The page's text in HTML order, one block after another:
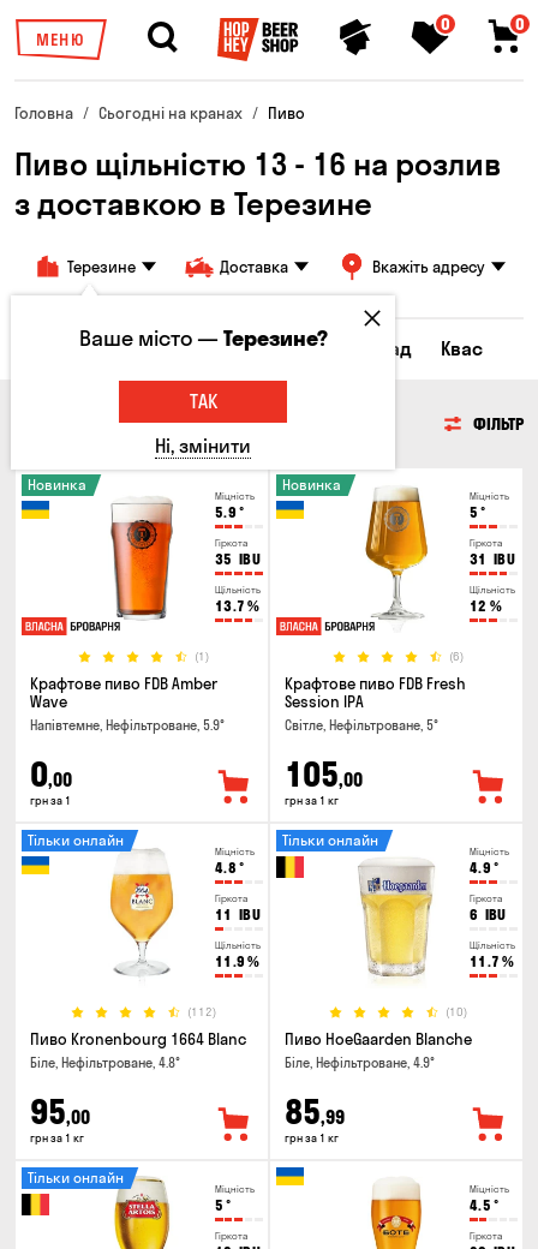
МЕНЮ
0 0
Головна Сьогодні на кранах Пиво
Пиво щільністю 13 - 16 на розлив
з доставкою в Терезине
Терезине Доставка Вкажіть адресу
Всі товари Пиво Сидр Лимонад Квас
ФІЛЬТР
Міцність
5.9 °
Гіркота
35 IBU
Щільність
13.7 %
(1)
Новинка
Крафтове пиво FDB Amber
Wave
Напівтемне, Нефільтроване, 5.9°
0,00
грн за 1
Міцність
5 °
Гіркота
31 IBU
Щільність
12 %
(6)
Новинка
Крафтове пиво FDB Fresh
Session IPA
Світле, Нефільтроване, 5°
105,00
грн за 1 кг
Міцність
4.8 °
Гіркота
11 IBU
Щільність
11.9 %
(112)
Тільки онлайн
Пиво Kronenbourg 1664 Blanc
Біле, Нефільтроване, 4.8°
95,00
грн за 1 кг
Міцність
4.9 °
Гіркота
6 IBU
Щільність
11.7 %
(10)
Тільки онлайн
Пиво HoeGaarden Blanche
Біле, Нефільтроване, 4.9°
85,99
грн за 1 кг
Міцність
5 °
Гіркота
Тільки онлайн
Міцність
4.5 °
Гіркота
Ваше місто —Терезине?
ТАК
Ні, змінити